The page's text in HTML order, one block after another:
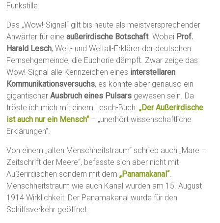
Funkstille.
Das „Wow!-Signal“ gilt bis heute als meistversprechender
Anwärter für eineaußerirdische Botschaft. Wobei Prof.
Harald Lesch, Welt- und Weltall-Erklärer der deutschen
Fernsehgemeinde, die Euphorie dämpft. Zwar zeige das
Wow!-Signal alle Kennzeichen eines interstellaren
Kommunikationsversuchs, es könnte aber genauso ein
gigantischerAusbruch eines Pulsars gewesen sein. Da
tröste ich mich mit einem Lesch-Buch:„Der Außerirdische
ist auch nur ein Mensch“– „unerhört wissenschaftliche
Erklärungen“.
Von einem „alten Menschheitstraum“ schrieb auch „Mare –
Zeitschrift der Meere“, befasste sich aber nicht mit
Außerirdischen sondern mit dem„Panamakanal“.
Menschheitstraum wie auch Kanal wurden am 15. August
1914 Wirklichkeit: Der Panamakanal wurde für den
Schiffsverkehr geöffnet.